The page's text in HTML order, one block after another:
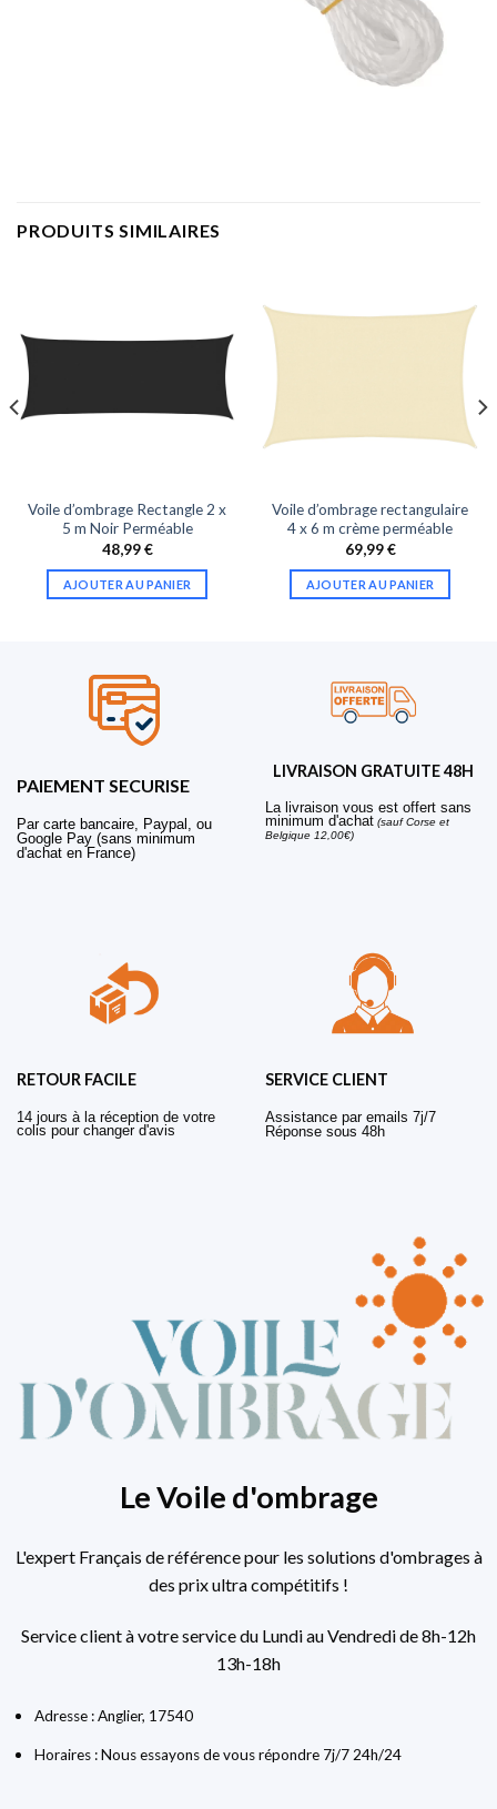
PRODUITS SIMILAIRES
Voile d’ombrage Rectangle 2 x
5 m Noir Perméable
48,99€
AJOUTER AU PANIER
Voile d’ombrage rectangulaire
4 x 6 m crème perméable
69,99€
AJOUTER AU PANIER
PAIEMENT SECURISE
Par carte bancaire, Paypal, ou
Google Pay (sans minimum
d'achat en France)
LIVRAISON GRATUITE 48H
La livraison vous est offert sans
minimum d'achat (sauf Corse et
Belgique 12,00€)
RETOUR FACILE
14 jours à la réception de votre
colis pour changer d'avis
SERVICE CLIENT
Assistance par emails 7j/7
Réponse sous 48h
Le Voile d'ombrage
L'expert Français de référence pour les solutions d'ombrages à
des prix ultra compétitifs !
Service client à votre service du Lundi au Vendredi de 8h-12h
13h-18h
Adresse : Anglier, 17540
Horaires : Nous essayons de vous répondre 7j/7 24h/24